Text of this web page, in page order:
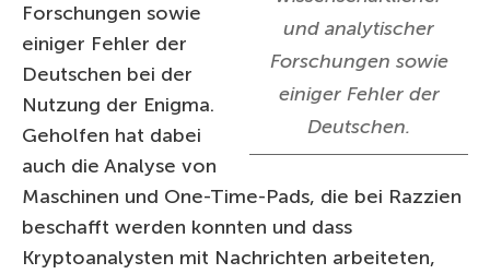
und analytischer
Forschungen sowie
einiger Fehler der
Deutschen.
Forschungen sowie
einiger Fehler der
Deutschen bei der
Nutzung der Enigma.
Geholfen hat dabei
auch die Analyse von
Maschinen und One-Time-Pads, die bei Razzien
beschafft werden konnten und dass
Kryptoanalysten mit Nachrichten arbeiteten,